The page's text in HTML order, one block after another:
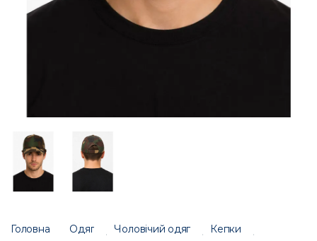
Головна Одяг Чоловічий одяг
Кепки